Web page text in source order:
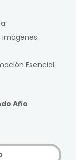
Esencial
Año